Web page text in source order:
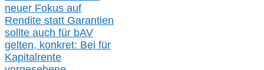
neuer Fokus auf
Rendite statt Garantien
sollte auch für bAV
gelten, konkret: Bei für
Kapitalrente